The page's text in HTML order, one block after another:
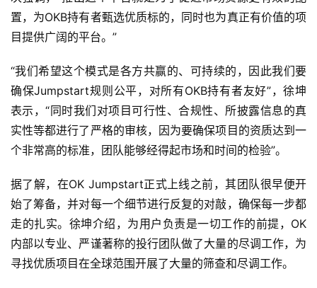
置，为OKB持有者甄选优质标的，同时也为真正有价值的项
目提供广阔的平台。”
“我们希望这个模式是各方共赢的、可持续的，因此我们要
确保Jumpstart规则公平，对所有OKB持有者友好”，徐坤
表示，“同时我们对项目可行性、合规性、所披露信息的真
实性等都进行了严格的审核，因为要确保项目的资质达到一
个非常高的标准，团队能够经得起市场和时间的检验”。
据了解，在OK Jumpstart正式上线之前，其团队很早便开
始了筹备，并对每一个细节进行反复的对敲，确保每一步都
走的扎实。徐坤介绍，为用户负责是一切工作的前提，OK
内部以专业、严谨著称的投行团队做了大量的尽调工作，为
寻找优质项目在全球范围开展了大量的筛查和尽调工作。